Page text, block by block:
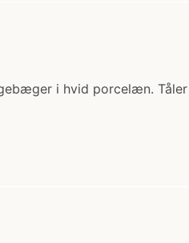
i hvid porcelæn. Tåler